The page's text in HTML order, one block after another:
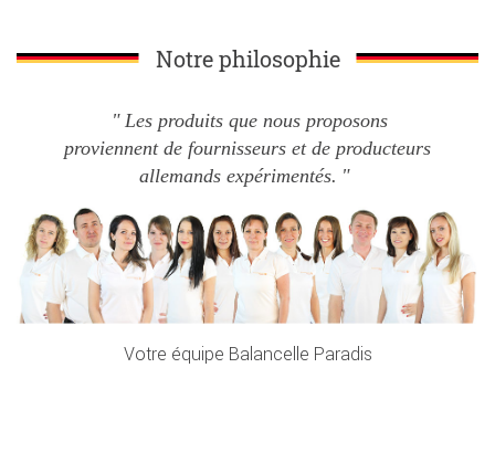
Notre philosophie
Les produits que nous proposons
proviennent de fournisseurs et de producteurs
allemands expérimentés.
Votre équipe Balancelle Paradis